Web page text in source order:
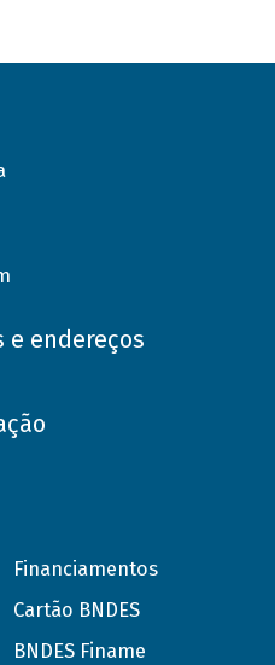
endereços
Financiamentos
Cartão BNDES
BNDES Finame